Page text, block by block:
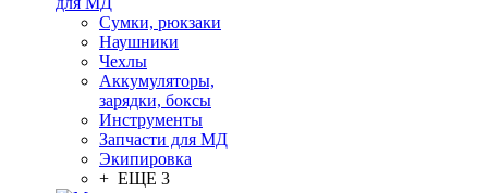
Сумки, рюкзаки
Наушники
Чехлы
Аккумуляторы,
зарядки, боксы
Инструменты
Запчасти для МД
Экипировка
+ ЕЩЕ 3